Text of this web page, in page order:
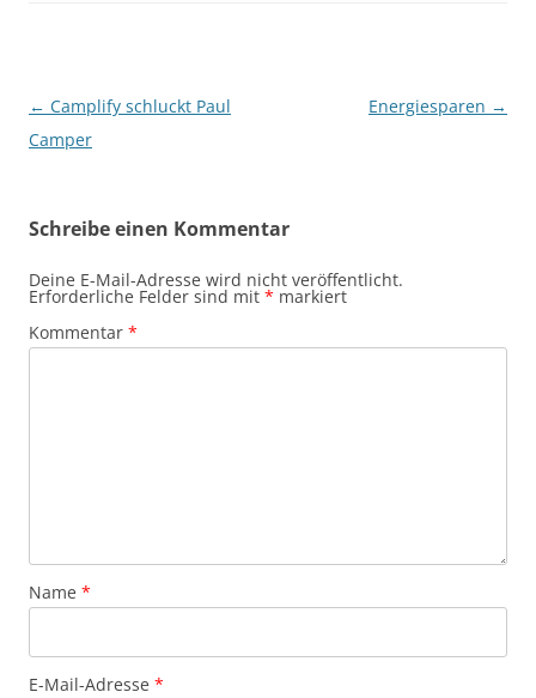
Beitragsnavigation
← Camplify schluckt Paul
Camper
Energiesparen →
Schreibe einen Kommentar
Deine E-Mail-Adresse wird nicht veröffentlicht.
Erforderliche Felder sind mit * markiert
Kommentar *
Name *
E-Mail-Adresse *